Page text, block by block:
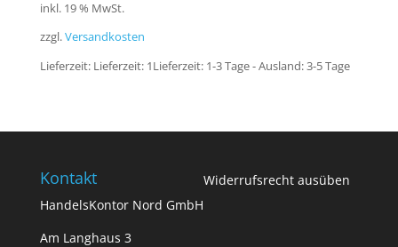
inkl. 19 % MwSt.
zzgl.Versandkosten
Lieferzeit: Lieferzeit: 1Lieferzeit: 1-3 Tage - Ausland: 3-5 Tage
Kontakt
HandelsKontor Nord GmbH
Am Langhaus 3
Widerrufsrecht ausüben